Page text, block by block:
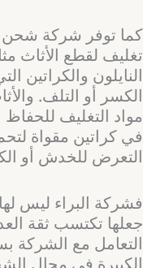
كما توفر شركة شحن
تغليف لقطع الأثاث
النايلون والكراتين
الكسر أو التلف.
مواد التغليف
في كراتين مقواة
التعرض للخدش أو
فشركة البراء ليس
جعلها تكتسب ثقة
التعامل مع الشركة
الكبيرة في مجال